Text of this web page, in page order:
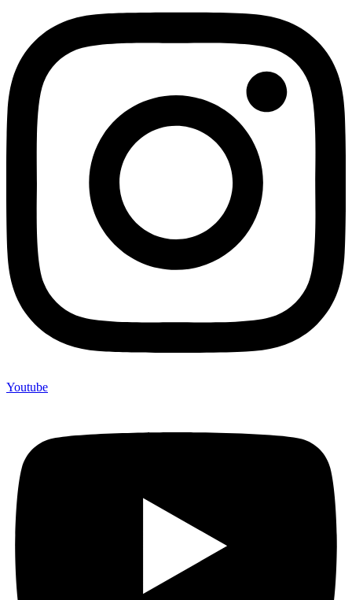
Youtube